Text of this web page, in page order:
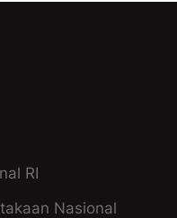
RI
Nasional